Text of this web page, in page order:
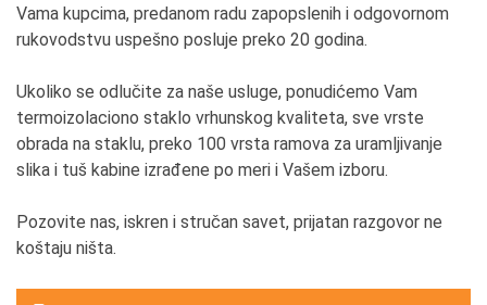
Vama kupcima, predanom radu zapopslenih i odgovornom
rukovodstvu uspešno posluje preko 20 godina.
Ukoliko se odlučite za naše usluge, ponudićemo Vam
termoizolaciono staklo vrhunskog kvaliteta, sve vrste
obrada na staklu, preko 100 vrsta ramova za uramljivanje
slika i tuš kabine izrađene po meri i Vašem izboru.
Pozovite nas, iskren i stručan savet, prijatan razgovor ne
koštaju ništa.